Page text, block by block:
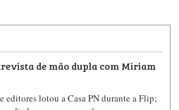
de mão dupla com Miriam
editores lotou a Casa PN durante a Flip;